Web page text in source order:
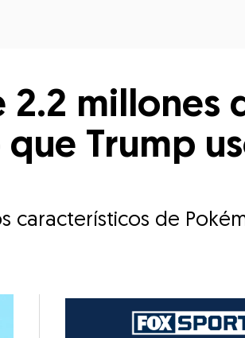
2.2 millones
Trump
característicos de